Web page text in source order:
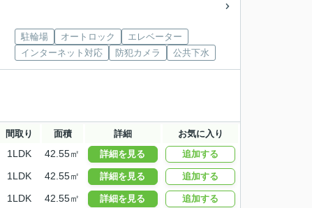
駐輪場 オートロック
エレベーター
インターネット対応
防犯カメラ 公共下水
間取り 面積 詳細 お気に入り
1LDK 42.55㎡ 詳細を見る 追加する
1LDK 42.55㎡ 詳細を見る 追加する
1LDK 42.55㎡ 詳細を見る 追加する